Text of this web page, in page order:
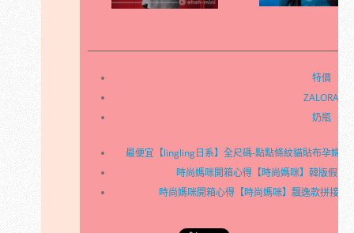
特價
ZALORA
奶瓶
最便宜【lingling日系】全尺碼-點點條紋貓貼布孕婦
時尚媽咪開箱心得【時尚媽咪】韓版假兩
時尚媽咪開箱心得【時尚媽咪】飄逸款拼接